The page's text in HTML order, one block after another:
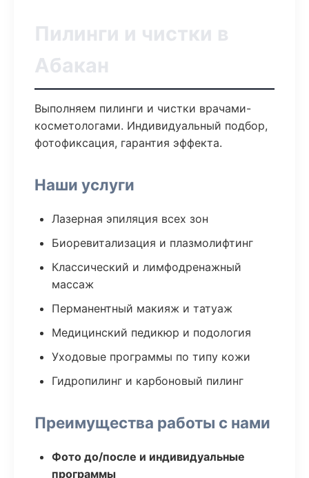
Пилинги и чистки в
Абакан
Выполняем пилинги и чистки врачами-
косметологами. Индивидуальный подбор,
фотофиксация, гарантия эффекта.
Наши услуги
Лазерная эпиляция всех зон
Биоревитализация и плазмолифтинг
Классический и лимфодренажный
массаж
Перманентный макияж и татуаж
Медицинский педикюр и подология
Уходовые программы по типу кожи
Гидропилинг и карбоновый пилинг
Преимущества работы с нами
Фото до/после и индивидуальные
программы